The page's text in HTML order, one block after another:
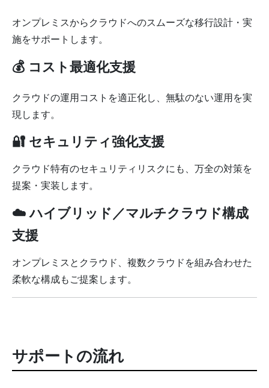
オンプレミスからクラウドへのスムーズな移行設計・実
施をサポートします。
💰 コスト最適化支援
クラウドの運用コストを適正化し、無駄のない運用を実
現します。
🔐 セキュリティ強化支援
クラウド特有のセキュリティリスクにも、万全の対策を
提案・実装します。
☁️ ハイブリッド／マルチクラウド構成
支援
オンプレミスとクラウド、複数クラウドを組み合わせた
柔軟な構成もご提案します。
サポートの流れ